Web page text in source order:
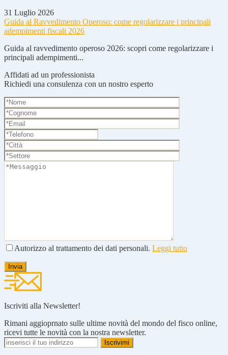
31 Luglio 2026
Guida al Ravvedimento Operoso: come regolarizzare i principali
adempimenti fiscali 2026
Guida al ravvedimento operoso 2026: scopri come regolarizzare i
principali adempimenti...
Affidati ad un professionista
Richiedi una consulenza con un nostro esperto
Autorizzo al trattamento dei dati personali. Leggi tutto
Iscriviti alla Newsletter!
Rimani aggioprnato sulle ultime novità del mondo del fisco online,
ricevi tutte le novità con la nostra newsletter.